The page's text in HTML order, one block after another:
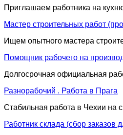
Приглашаем работника на
Мастер строительных работ
Ищем опытного мастера
Помощник рабочего на
Долгосрочная официальная
Разнорабочий . Работа в Прага
Стабильная работа в Чехии на
Работник склада (сбор заказов